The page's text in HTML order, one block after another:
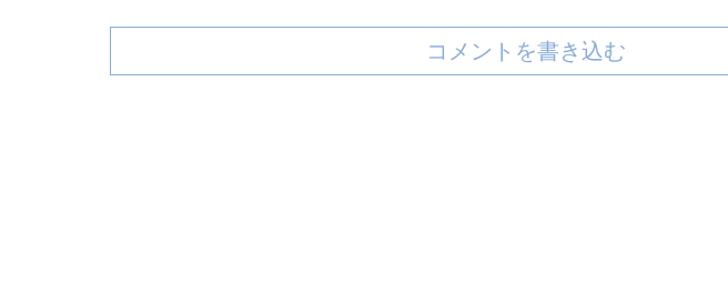
コメントを書き込む